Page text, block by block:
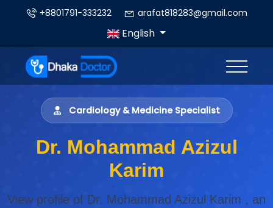
+8801791-333232 arafat818283@gmail.com
English
Cardiology & Medicine Specialist
Dr. Mohammad Azizul
Karim
View profile of Dr. Mohammad Azizul Karim , an